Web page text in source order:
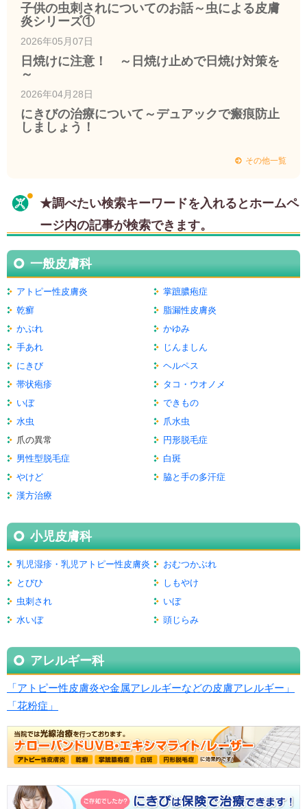
子供の虫刺されについてのお話～虫による皮膚
炎シリーズ①
2026年05月07日
日焼けに注意！ ～日焼け止めで日焼け対策を
～
2026年04月28日
にきびの治療について～デュアックで瘢痕防止
しましょう！
その他一覧
★調べたい検索キーワードを入れるとホームペ
ージ内の記事が検索できます。
一般皮膚科
アトピー性皮膚炎
掌蹠膿疱症
乾癬
脂漏性皮膚炎
かぶれ
かゆみ
手あれ
じんましん
にきび
ヘルペス
帯状疱疹
タコ・ウオノメ
いぼ
できもの
水虫
爪水虫
爪の異常
円形脱毛症
男性型脱毛症
白斑
やけど
脇と手の多汗症
漢方治療
小児皮膚科
乳児湿疹・乳児アトピー性皮膚炎
おむつかぶれ
とびひ
しもやけ
虫刺され
いぼ
水いぼ
頭じらみ
アレルギー科
「アトピー性皮膚炎や金属アレルギーなどの皮膚アレルギー」
「花粉症」